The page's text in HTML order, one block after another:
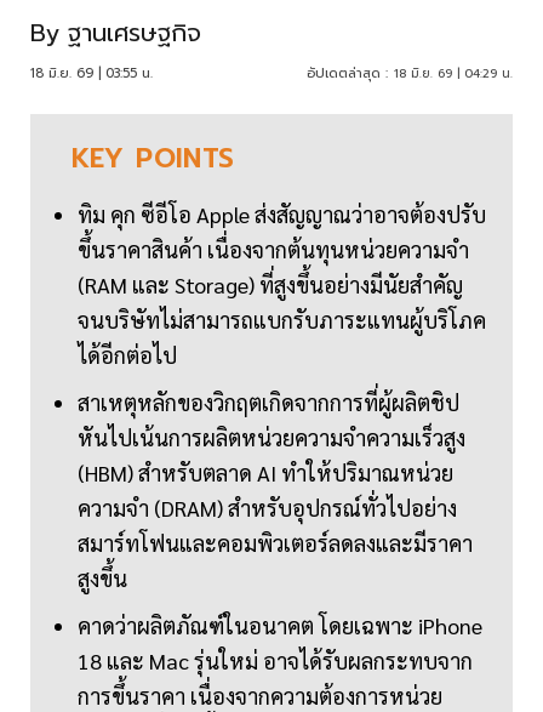
By ฐานเศรษฐกิจ
18 มิ.ย. 69 | 03:55 น. อัปเดตล่าสุด : 18 มิ.ย. 69 | 04:29 น.
KEY POINTS
ทิม คุก ซีอีโอ Apple ส่งสัญญาณว่าอาจต้องปรับ
ขึ้นราคาสินค้า เนื่องจากต้นทุนหน่วยความจำ
(RAM และ Storage) ที่สูงขึ้นอย่างมีนัยสำคัญ
จนบริษัทไม่สามารถแบกรับภาระแทนผู้บริโภค
ได้อีกต่อไป
สาเหตุหลักของวิกฤตเกิดจากการที่ผู้ผลิตชิป
หันไปเน้นการผลิตหน่วยความจำความเร็วสูง
(HBM) สำหรับตลาด AI ทำให้ปริมาณหน่วย
ความจำ (DRAM) สำหรับอุปกรณ์ทั่วไปอย่าง
สมาร์ทโฟนและคอมพิวเตอร์ลดลงและมีราคา
สูงขึ้น
คาดว่าผลิตภัณฑ์ในอนาคต โดยเฉพาะ iPhone
18 และ Mac รุ่นใหม่ อาจได้รับผลกระทบจาก
การขึ้นราคา เนื่องจากความต้องการหน่วย